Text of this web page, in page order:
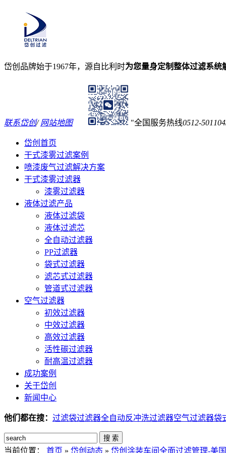
岱创品牌始于1967年，源自比利时为您量身定制整体过滤系统
联系岱创/网站地图 全国服务热线0512-
岱创首页
干式漆雾过滤案例
喷漆废气过滤解决方案
干式漆雾过滤器
漆雾过滤器
液体过滤产品
液体过滤袋
液体过滤芯
全自动过滤器
PP过滤器
袋式过滤器
滤芯式过滤器
管道式过滤器
空气过滤器
初效过滤器
中效过滤器
高效过滤器
活性碳过滤器
耐高温过滤器
成功案例
关于岱创
新闻中心
他们都在搜： 过滤袋过滤器全自动反冲洗过滤器空气过滤器袋
搜 索
当前位置： 首页 » 岱创动态 » 岱创涂装车间全面过滤管理-美